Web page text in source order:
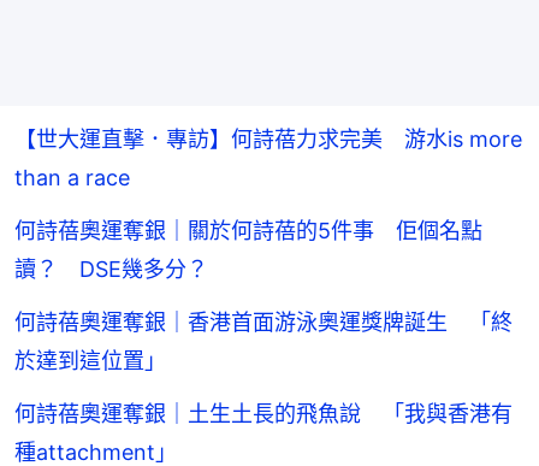
【世大運直擊．專訪】何詩蓓力求完美 游水is more
than a race
何詩蓓奧運奪銀｜關於何詩蓓的5件事 佢個名點
讀？ DSE幾多分？
何詩蓓奧運奪銀｜香港首面游泳奧運獎牌誕生 「終
於達到這位置」
何詩蓓奧運奪銀｜土生土長的飛魚說 「我與香港有
種attachment」